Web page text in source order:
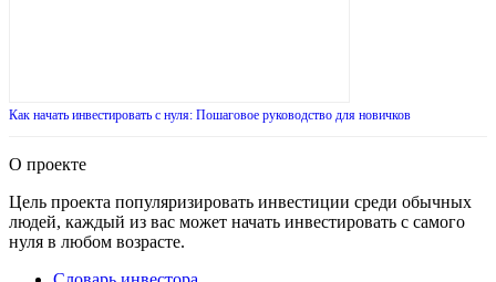
Как начать инвестировать с нуля: Пошаговое руководство для новичков
О проекте
Цель проекта популяризировать инвестиции среди обычных
людей, каждый из вас может начать инвестировать с самого
нуля в любом возрасте.